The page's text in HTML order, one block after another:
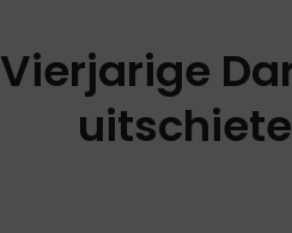
Vierjarige